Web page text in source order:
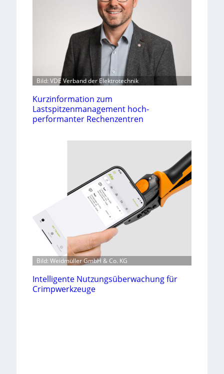
Bild: VDE Verband der Elektrotechnik
Kurzinformation zum
Lastspitzenmanagement hoch-
performanter Rechenzentren
Bild: Weidmüller GmbH & Co. KG
Intelligente Nutzungsüberwachung für
Crimpwerkzeuge